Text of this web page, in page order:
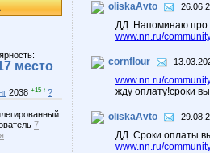
место
2038 +15 ↑ ?
7
oliskaAvto
ДД. Напоминаю про
www.nn.ru/
cornflour
www.nn.ru/
жду оплату!сроки
oliskaAvto
ДД. Сроки оплаты
www.nn.ru/